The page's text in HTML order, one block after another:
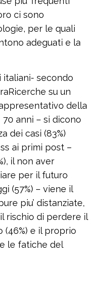
ci sono
per le quali
adeguati e la
italiani- secondo
su un
della
anni – si dicono
dei casi (83%)
ai primi post –
il non aver
per il futuro
(57%) – viene il
piu’ distanziate,
rischio di perdere il
e il proprio
e le fatiche del